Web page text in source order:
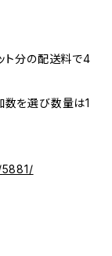
ト分の配送料で4
数を選び数量は1